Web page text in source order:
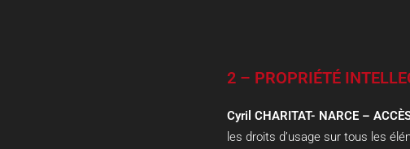
2 – PROPRIÉTÉ
Cyril CHARITAT- NARCE –
les droits d’usage sur tous les